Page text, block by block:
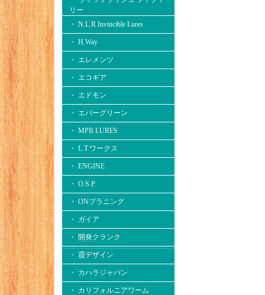
リー
・ N.L.R Invincible Lures
・ H.Way
・ エレメンツ
・ エコギア
・ エドモン
・ エバーグリーン
・ MPB LURES
・ L.T.ワークス
・ ENGINE
・ O.S.P
・ ONプラニング
・ ガイア
・ 開発クランク
・ 霞デザイン
・ カハラジャパン
・ カリフォルニアワーム